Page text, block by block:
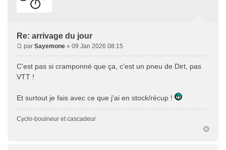
Re: arrivage du jour
par Sayemone » 09 Jan 2026 08:15
C'est pas si cramponné que ça, c'est un pneu de Dirt, pas
VTT !
Et surtout je fais avec ce que j'ai en stock/récup !
Cyclo-bouineur et cascadeur